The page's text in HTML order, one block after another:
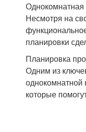
Однокомнатная
Несмотря на
планировки
Планировка
Одним из
однокомнатной
которые